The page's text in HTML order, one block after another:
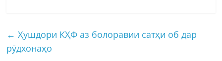
← Ҳушдори КҲФ аз болоравии сатҳи об дар
рӯдхонаҳо